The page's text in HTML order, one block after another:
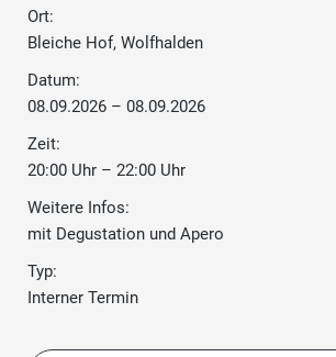
Ort:
Bleiche Hof, Wolfhalden
Datum:
08.09.2026 – 08.09.2026
Zeit:
20:00 Uhr – 22:00 Uhr
Weitere Infos:
mit Degustation und Apero
Typ:
Interner Termin